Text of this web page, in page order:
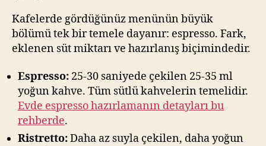
Kafelerde gördüğünüz menünün büyük
bölümü tek bir temele dayanır: espresso. Fark,
eklenen süt miktarı ve hazırlanış biçimindedir.
Espresso: 25-30 saniyede çekilen 25-35 ml
yoğun kahve. Tüm sütlü kahvelerin temelidir.
Evde espresso hazırlamanın detayları bu
rehberde.
Ristretto:Daha az suyla çekilen, daha yoğun